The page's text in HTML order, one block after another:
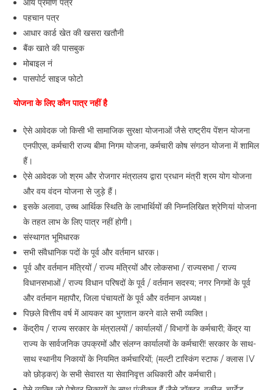
आय प्रमाण पत्र
पहचान पत्र
आधार कार्ड खेत की खसरा खतौनी
बैंक खाते की पासबुक
मोबाइल नं
पासपोर्ट साइज फोटो
योजनाकेलिएकौनपात्रनहींहै
ऐसे आवेदक जो किसी भी सामाजिक सुरक्षा योजनाओं जैसे राष्ट्रीय पेंशन योजना
एनपीएस, कर्मचारी राज्य बीमा निगम योजना, कर्मचारी कोष संगठन योजना में शामिल
हैं।
ऐसे आवेदक जो श्रम और रोजगार मंत्रालय द्वारा प्रधान मंत्री श्रम योग योजना
और वय वंदन योजना से जुड़े हैं।
इसके अलावा, उच्च आर्थिक स्थिति के लाभार्थियों की निम्नलिखित श्रेणियां योजना
के तहत लाभ के लिए पात्र नहीं होगी।
संस्थागत भूमिधारक
सभी संवैधानिक पदों के पूर्व और वर्तमान धारक।
पूर्व और वर्तमान मंत्रियों / राज्य मंत्रियों और लोकसभा / राज्यसभा / राज्य
विधानसभाओं / राज्य विधान परिषदों के पूर्व / वर्तमान सदस्य; नगर निगमों के पूर्व
और वर्तमान महापौर, जिला पंचायतों के पूर्व और वर्तमान अध्यक्ष।
पिछले वित्तीय वर्ष में आयकर का भुगतान करने वाले सभी व्यक्ति।
केंद्रीय / राज्य सरकार के मंत्रालयों / कार्यालयों / विभागों के कर्मचारी; केंद्र या
राज्य के सार्वजनिक उपक्रमों और संलग्न कार्यालयों के कर्मचारी! सरकार के साथ-
साथ स्थानीय निकायों के नियमित कर्मचारियों; (मल्टी टास्किंग स्टाफ / क्लास IV
को छोड़कर) के सभी सेवारत या सेवानिवृत्त अधिकारी और कर्मचारी।